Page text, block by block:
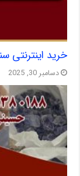
خرید
دسامبر 30, 2025